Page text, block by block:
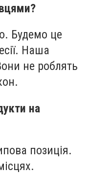
Будемо це
Наша
не роблять
на
позиція.